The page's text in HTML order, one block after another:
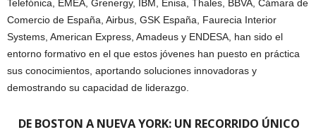
Telefónica, EMEA, Grenergy, IBM, Enisa, Thales, BBVA, Cámara de
Comercio de España, Airbus, GSK España, Faurecia Interior
Systems, American Express, Amadeus y ENDESA, han sido el
entorno formativo en el que estos jóvenes han puesto en práctica
sus conocimientos, aportando soluciones innovadoras y
demostrando su capacidad de liderazgo.
DE BOSTON A NUEVA YORK: UN RECORRIDO ÚNICO